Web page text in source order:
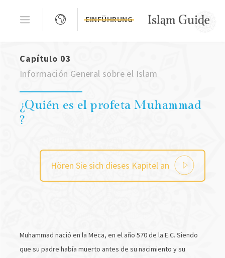
EINFÜHRUNG
Capítulo 03
Información General sobre el Islam
¿Quién es el profeta Muhammad
?
Hören Sie sich dieses Kapitel an
Muhammad nació en la Meca, en el año 570 de la E.C. Siendo
que su padre había muerto antes de su nacimiento y su